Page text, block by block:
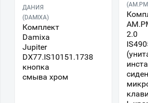
ДАНИЯ
(DAMIXA)
Комплект
Damixa
Jupiter
DX77.IS10151.1738
кнопка
смыва хром
2.0